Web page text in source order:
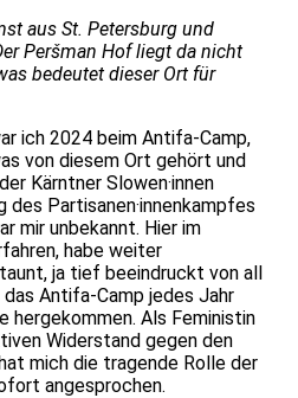
aus St. Petersburg und
Peršman Hof liegt da nicht
bedeutet dieser Ort für
ich 2024 beim Antifa-Camp,
von diesem Ort gehört und
Kärntner Slowen·innen
Partisanen·innenkampfes
mir unbekannt. Hier im
habe weiter
ja tief beeindruckt von all
Antifa-Camp jedes Jahr
Als Feministin
Widerstand gegen den
mich die tragende Rolle der
angesprochen.